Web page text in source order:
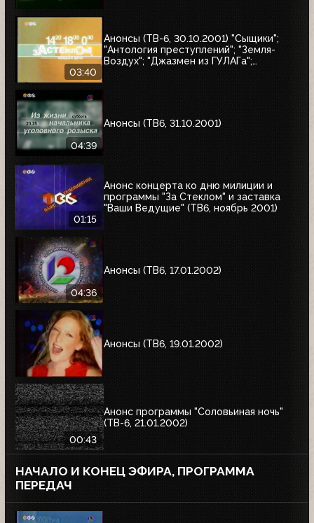
03:40
Анонсы (ТВ-6, 30.10.2001) "Сыщики";
"Антология преступлений"; "Земля-
Воздух"; "Джазмен из ГУЛАГа";
04:39
Анонсы (ТВ6, 31.10.2001)
01:15
Анонс концерта ко дню милиции и
программы "За Стеклом" и заставка
"Ваши Ведущие" (ТВ6, ноябрь 2001)
04:36
Анонсы (ТВ6, 17.01.2002)
Анонсы (ТВ6, 19.01.2002)
00:43
Анонс программы "Соловьиная ночь"
(ТВ-6, 21.01.2002)
НАЧАЛО И КОНЕЦ ЭФИРА, ПРОГРАММА
ПЕРЕДАЧ